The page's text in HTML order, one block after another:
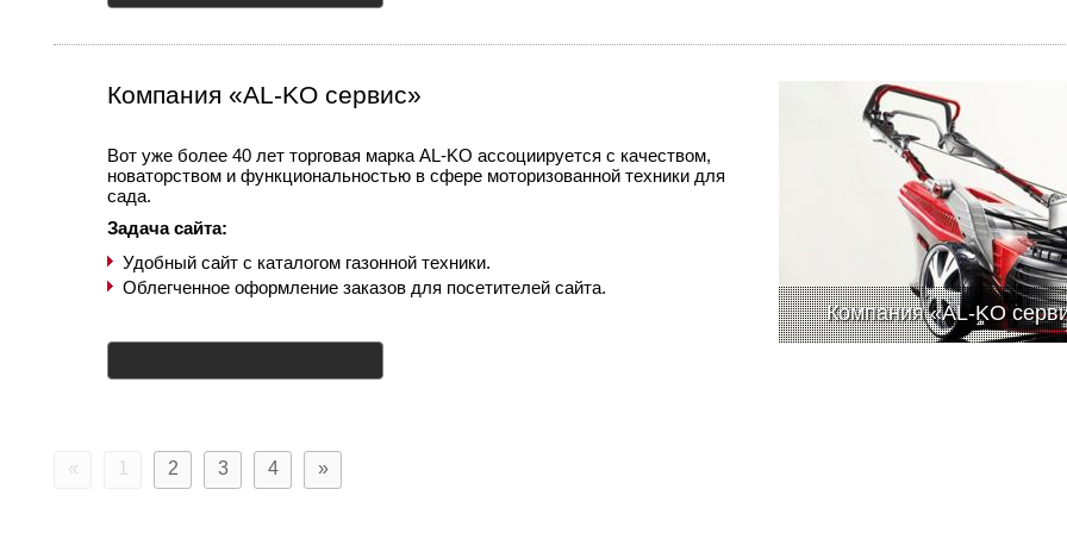
Компания «AL-KO
Компания «AL-KO сервис»
Вот уже более 40 лет торговая марка AL-KO ассоциируется с качеством,
новаторством и функциональностью в сфере моторизованной техники для
сада.
Задача сайта:
Удобный сайт с каталогом газонной техники.
Облегченное оформление заказов для посетителей сайта.
« 1 2 3 4 »